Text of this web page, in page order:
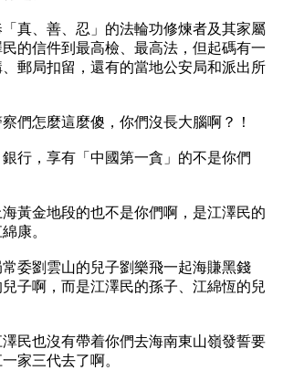
真、善、忍」的法輪功修煉者及其家屬
的信件到最高檢、最高法，但起碼有一
郵局扣留，還有的當地公安局和派出所
們怎麼這麼傻，你們沒長大腦啊？！
行，享有「中國第一貪」的不是你們
黃金地段的也不是你們啊，是江澤民的
康。
委劉雲山的兒子劉樂飛一起海賺黑錢
子啊，而是江澤民的孫子、江綿恆的兒
民也沒有帶着你們去海南東山嶺發誓要
家三代去了啊。